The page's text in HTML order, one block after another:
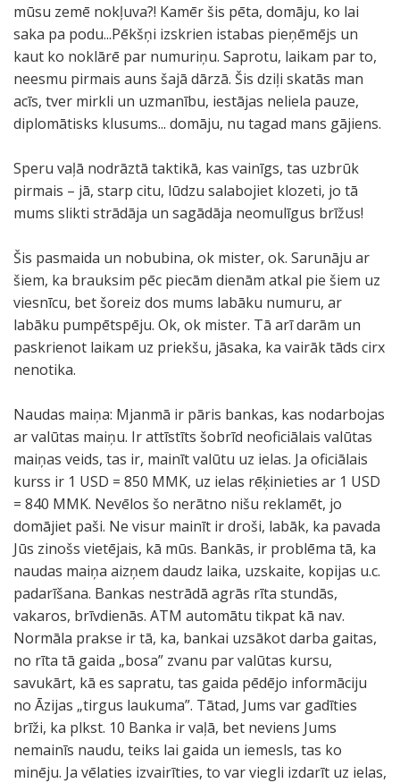
mūsu zemē nokļuva?! Kamēr šis pēta, domāju, ko lai
saka pa podu...Pēkšņi izskrien istabas pieņēmējs un
kaut ko noklārē par numuriņu. Saprotu, laikam par to,
neesmu pirmais auns šajā dārzā. Šis dziļi skatās man
acīs, tver mirkli un uzmanību, iestājas neliela pauze,
diplomātisks klusums... domāju, nu tagad mans gājiens.
Speru vaļā nodrāztā taktikā, kas vainīgs, tas uzbrūk
pirmais – jā, starp citu, lūdzu salabojiet klozeti, jo tā
mums slikti strādāja un sagādāja neomulīgus brīžus!
Šis pasmaida un nobubina, ok mister, ok. Sarunāju ar
šiem, ka brauksim pēc piecām dienām atkal pie šiem uz
viesnīcu, bet šoreiz dos mums labāku numuru, ar
labāku pumpētspēju. Ok, ok mister. Tā arī darām un
paskrienot laikam uz priekšu, jāsaka, ka vairāk tāds cirx
nenotika.
Naudas maiņa: Mjanmā ir pāris bankas, kas nodarbojas
ar valūtas maiņu. Ir attīstīts šobrīd neoficiālais valūtas
maiņas veids, tas ir, mainīt valūtu uz ielas. Ja oficiālais
kurss ir 1 USD = 850 MMK, uz ielas rēķinieties ar 1 USD
= 840 MMK. Nevēlos šo nerātno nišu reklamēt, jo
domājiet paši. Ne visur mainīt ir droši, labāk, ka pavada
Jūs zinošs vietējais, kā mūs. Bankās, ir problēma tā, ka
naudas maiņa aizņem daudz laika, uzskaite, kopijas u.c.
padarīšana. Bankas nestrādā agrās rīta stundās,
vakaros, brīvdienās. ATM automātu tikpat kā nav.
Normāla prakse ir tā, ka, bankai uzsākot darba gaitas,
no rīta tā gaida „bosa” zvanu par valūtas kursu,
savukārt, kā es sapratu, tas gaida pēdējo informāciju
no Āzijas „tirgus laukuma”. Tātad, Jums var gadīties
brīži, ka plkst. 10 Banka ir vaļā, bet neviens Jums
nemainīs naudu, teiks lai gaida un iemesls, tas ko
minēju. Ja vēlaties izvairīties, to var viegli izdarīt uz ielas,